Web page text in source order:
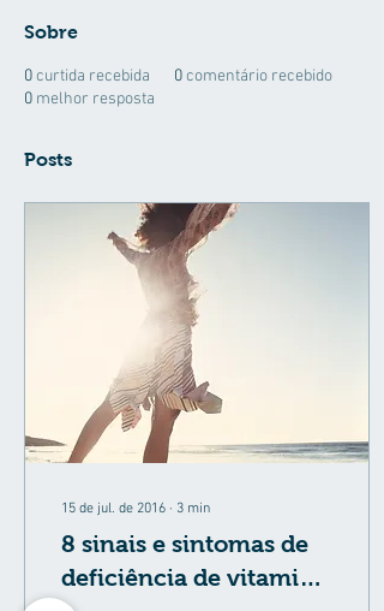
Sobre
0 curtida recebida 0 comentário recebido
0 melhor resposta
Posts
15 de jul. de 2016 ∙ 3 min
8 sinais e sintomas de
deficiência de vitamina